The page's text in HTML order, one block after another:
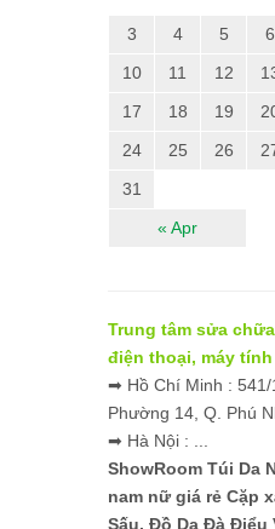
« Apr
3
4 5 6
10
11 12
17
18 19
24
25 26
31
Trung tâm sửa
điện thoại, máy tính
➡ Hồ Chí Minh : 541/
Phường 14, Q. Phú
➡ Hà Nội : ...
ShowRoom Túi Da
nam nữ giá rẻ Cặp
Sấu, Đồ Da Đà Điểu